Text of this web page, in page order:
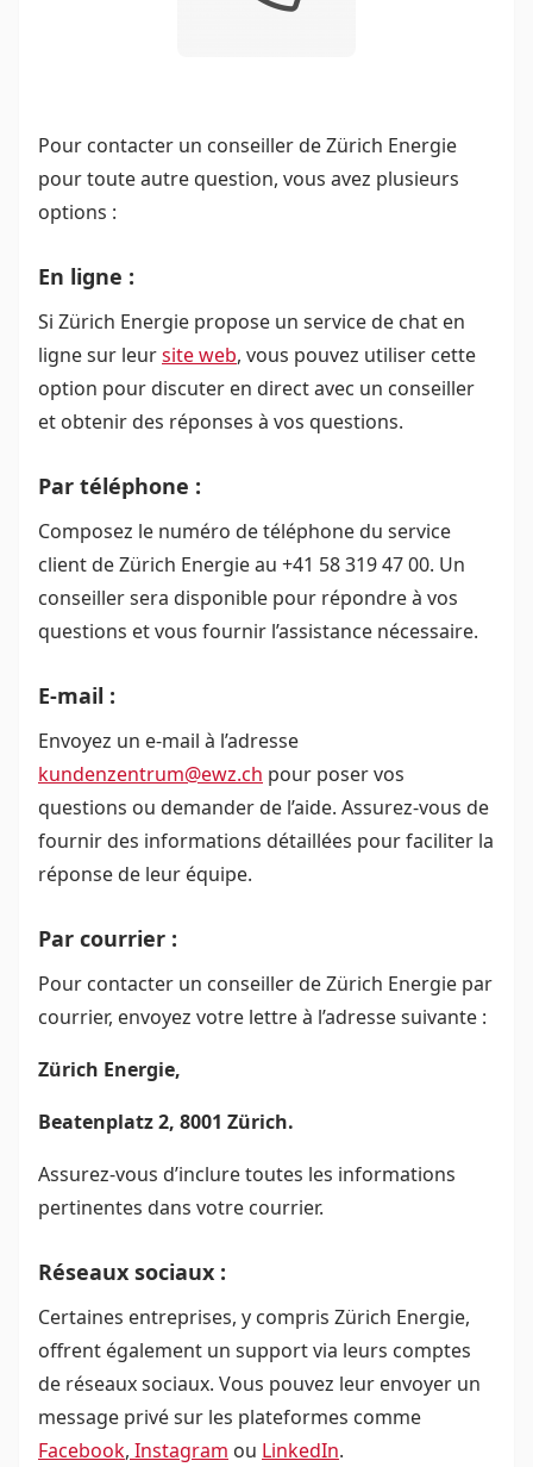
Pour contacter un conseiller de Zürich Energie
pour toute autre question, vous avez plusieurs
options :
En ligne :
Si Zürich Energie propose un service de chat en
ligne sur leursite web, vous pouvez utiliser cette
option pour discuter en direct avec un conseiller
et obtenir des réponses à vos questions.
Par téléphone :
Composez le numéro de téléphone du service
client de Zürich Energie au +41 58 319 47 00. Un
conseiller sera disponible pour répondre à vos
questions et vous fournir l’assistance nécessaire.
E-mail :
Envoyez un e-mail à l’adresse
kundenzentrum@ewz.ch pour poser vos
questions ou demander de l’aide. Assurez-vous de
fournir des informations détaillées pour faciliter la
réponse de leur équipe.
Par courrier :
Pour contacter un conseiller de Zürich Energie par
courrier, envoyez votre lettre à l’adresse suivante :
Zürich Energie,
Beatenplatz 2, 8001 Zürich.
Assurez-vous d’inclure toutes les informations
pertinentes dans votre courrier.
Réseaux sociaux :
Certaines entreprises, y compris Zürich Energie,
offrent également un support via leurs comptes
de réseaux sociaux. Vous pouvez leur envoyer un
message privé sur les plateformes comme
Facebook, Instagram ou LinkedIn.